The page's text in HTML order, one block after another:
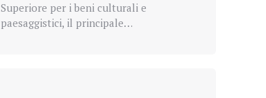
Superiore per i beni culturali e
paesaggistici, il principale…